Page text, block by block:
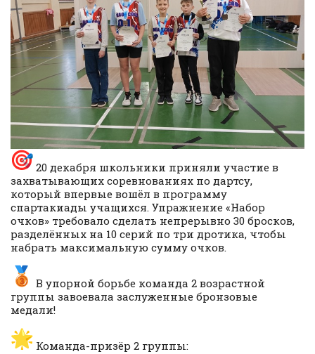
20 декабря школьники приняли участие в
захватывающих соревнованиях по дартсу,
который впервые вошёл в программу
спартакиады учащихся. Упражнение «Набор
очков» требовало сделать непрерывно 30 бросков,
разделённых на 10 серий по три дротика, чтобы
набрать максимальную сумму очков.
В упорной борьбе команда 2 возрастной
группы завоевала заслуженные бронзовые
медали!
Команда-призёр 2 группы: